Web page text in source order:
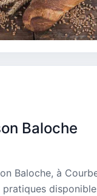
Baloche
Baloche, à